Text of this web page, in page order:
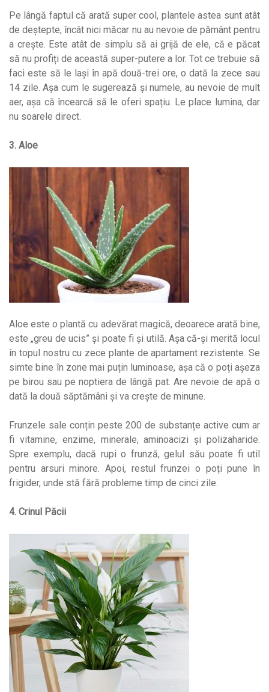
Pe lângă faptul că arată super cool, plantele astea sunt atât
de deștepte, încât nici măcar nu au nevoie de pământ pentru
a crește. Este atât de simplu să ai grijă de ele, că e păcat
să nu profiți de această super-putere a lor. Tot ce trebuie să
faci este să le lași în apă două-trei ore, o dată la zece sau
14 zile. Așa cum le sugerează și numele, au nevoie de mult
aer, așa că încearcă să le oferi spațiu. Le place lumina, dar
nu soarele direct.
3. Aloe
Aloe este o plantă cu adevărat magică, deoarece arată bine,
este „greu de ucis” și poate fi și utilă. Așa că-și merită locul
în topul nostru cu zece plante de apartament rezistente. Se
simte bine în zone mai puțin luminoase, așa că o poți așeza
pe birou sau pe noptiera de lângă pat. Are nevoie de apă o
dată la două săptămâni și va crește de minune.
Frunzele sale conțin peste 200 de substanțe active cum ar
fi vitamine, enzime, minerale, aminoacizi și polizaharide.
Spre exemplu, dacă rupi o frunză, gelul său poate fi util
pentru arsuri minore. Apoi, restul frunzei o poți pune în
frigider, unde stă fără probleme timp de cinci zile.
4. Crinul Păcii